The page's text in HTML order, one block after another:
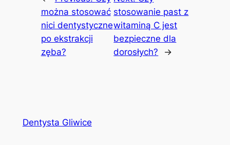
można stosować
nici dentystyczne
po ekstrakcji
zęba?
stosowanie past z
witaminą C jest
bezpieczne dla
dorosłych?
→
Dentysta Gliwice